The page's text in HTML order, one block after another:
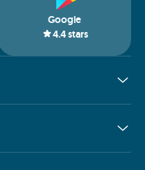
Google
4.4stars